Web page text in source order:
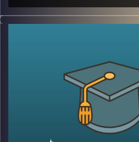
עוד הצליחו להבין פחות או יותר
איומים, מלחמה רב־זירתית… ובין כל
פשוט איבדו את התמונה הגדולה.
רגע ולעשות סדר.
באזור שלנו, מה השתנה מאז השבעה
היום המפה האסטרטגית של המזרח